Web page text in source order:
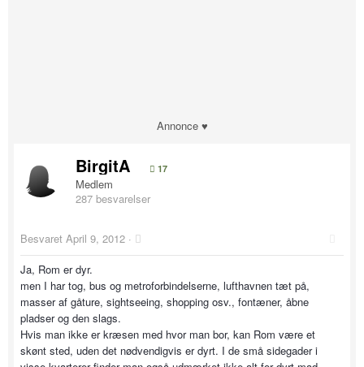
Annonce ♥
BirgitA 17
Medlem
287 besvarelser
Besvaret April 9, 2012 ·
Ja, Rom er dyr.
men I har tog, bus og metroforbindelserne, lufthavnen tæt på,
masser af gåture, sightseeing, shopping osv., fontæner, åbne
pladser og den slags.
Hvis man ikke er kræsen med hvor man bor, kan Rom være et
skønt sted, uden det nødvendigvis er dyrt. I de små sidegader i